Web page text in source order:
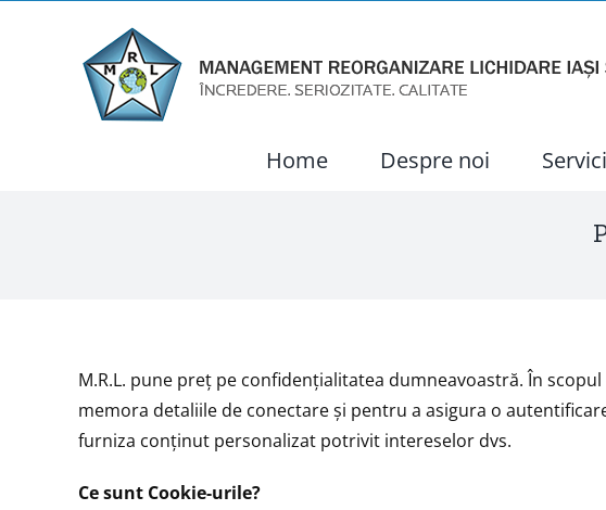
Home Despre noi
M.R.L. pune preţ pe confidenţialitatea dumneavoastră. În
memora detaliile de conectare și pentru a asigura o
furniza conținut personalizat potrivit intereselor dvs.
Ce sunt Cookie-urile?